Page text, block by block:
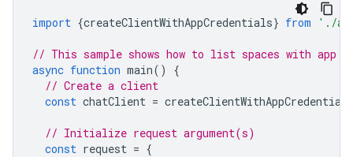
import {createClientWithAppCredentials} from './
// This sample shows how to list spaces with app
async function main()
{
// Create a client
const chatClient = createClientWithAppCredentials
// Initialize request argument(s)
const request = {